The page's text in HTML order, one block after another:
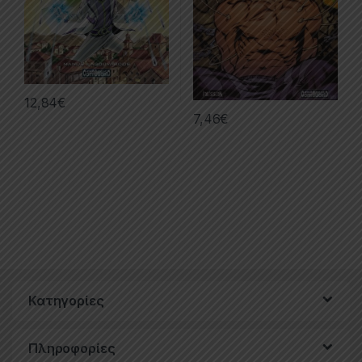
12,84€
7,46€
Κατηγορίες
Πληροφορίες